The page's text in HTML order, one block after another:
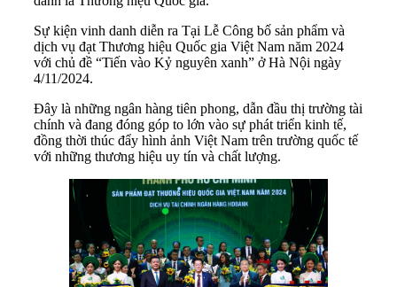
Sự kiện vinh danh diễn ra Tại Lễ Công bố sản phẩm và
dịch vụ đạt Thương hiệu Quốc gia Việt Nam năm 2024
với chủ đề “Tiến vào Kỷ nguyên xanh” ở Hà Nội ngày
4/11/2024.
Đây là những ngân hàng tiên phong, dẫn đầu thị trường tài
chính và đang đóng góp to lớn vào sự phát triển kinh tế,
đồng thời thúc đẩy hình ảnh Việt Nam trên trường quốc tế
với những thương hiệu uy tín và chất lượng.